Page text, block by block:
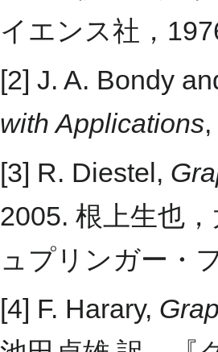
イエンス社，
[2] J. A. Bondy
with Applications
[3] R. Diestel,
2005. 根上生也
ュプリンガー・
[4] F. Harary,